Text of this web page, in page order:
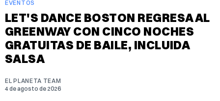
EVENTOS
LET'S DANCE BOSTON REGRESA AL
GREENWAY CON CINCO NOCHES
GRATUITAS DE BAILE, INCLUIDA
SALSA
EL PLANETA TEAM
4 de agosto de 2026